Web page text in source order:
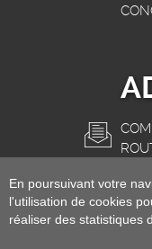
En poursuivant votre
l'utilisation de cookies
réaliser des statistiques